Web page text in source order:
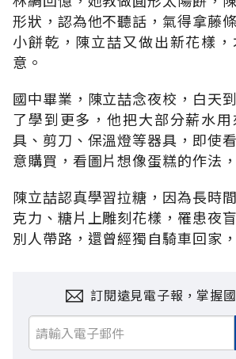
形狀，認為他不聽話，氣得拿藤
小餅乾，陳立喆又做出新花樣
意。
國中畢業，陳立喆念夜校，白天
了學到更多，他把大部分薪水
具、剪刀、保溫燈等器具，即使
意購買，看圖片想像蛋糕的作法
陳立喆認真學習拉糖，因為長時
克力、糖片上雕刻花樣，罹患夜
別人帶路，還曾經獨自騎車回家
訂閱遠見電子報，掌握